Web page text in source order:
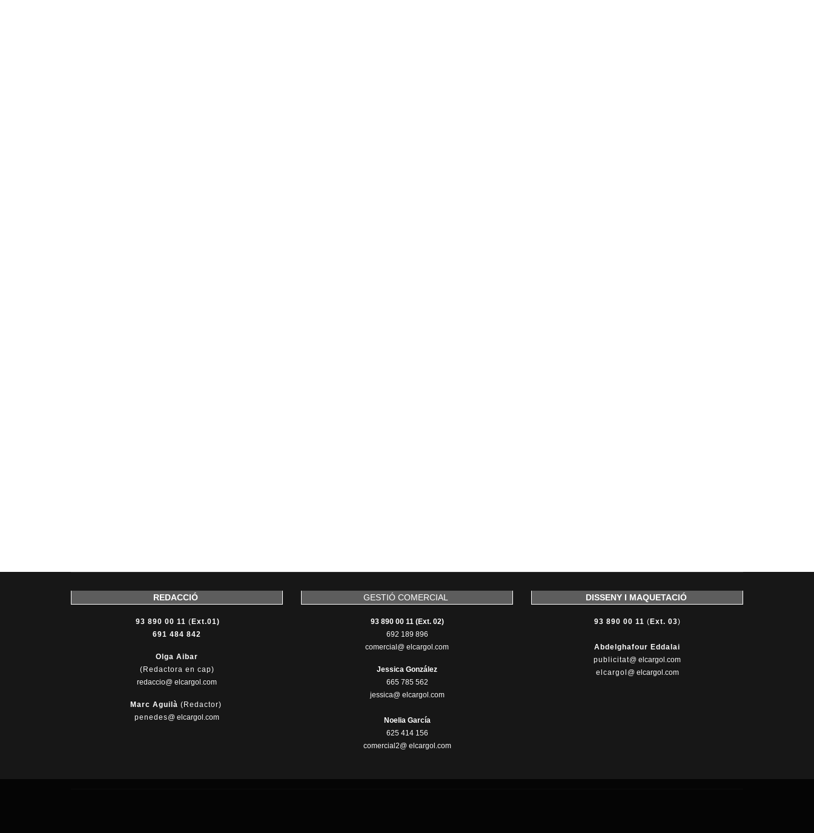
REDACCIÓ
93 890 00 11 ( Ext.01)
691 484 842
Olga Aibar
(Redactora en cap)
redaccio@ elcargol.com
Marc Aguilà (Redactor)
penedes@ elcargol.com
GESTIÓ COMERCIAL
93 890 00 11 (Ext. 02)
692 189 896
comercial@ elcargol.com
Jessica González
665 785 562
jessica@ elcargol.com
Noelia García
625 414 156
comercial2@ elcargol.com
DISSENY I MAQUETACIÓ
93 890 00 11 ( Ext. 03)
Abdelghafour Eddalai
publicitat@ elcargol.com
elcargol @ elcargol.com